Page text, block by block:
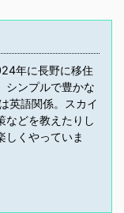
年に長野に移住
シンプルで豊かな
英語関係。スカイ
などを教えたりし
しくやっていま